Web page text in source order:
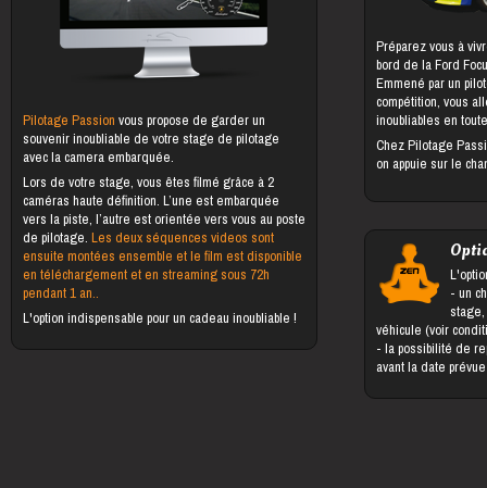
Pilotage Passionvous propose de garder un
souvenir inoubliable de votre stage de pilotage
avec la camera embarquée.
Lors de votre stage, vous êtes filmé grâce à 2
caméras haute définition. L’une est embarquée
vers la piste, l’autre est orientée vers vous au poste
de pilotage.Les deux séquences videos sont
ensuite montées ensemble et le film est disponible
en téléchargement et en streaming sous 72h
pendant 1 an..
L'option indispensable pour un cadeau inoubliable !
Préparez vous à
bord de la Ford
Emmené par un
compétition, vous
inoubliables en
Chez Pilotage
on appuie sur le
- un changement du bénéficiaire du
véhicule (voir
- la possibilité de reporter le stage jusqu'à 5 jours
avant la date